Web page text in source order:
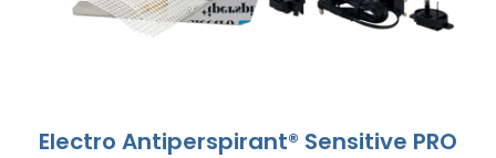
Electro Antiperspirant® Sensitive PRO